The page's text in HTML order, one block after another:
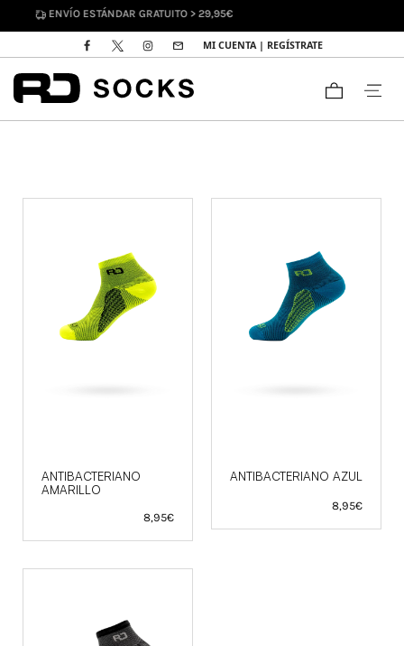
ENVÍO ESTÁNDAR GRATUITO > 29,95€
MI CUENTA | REGÍSTRATE
ANTIBACTERIANO
AMARILLO
8,95€
ANTIBACTERIANO AZUL
8,95€